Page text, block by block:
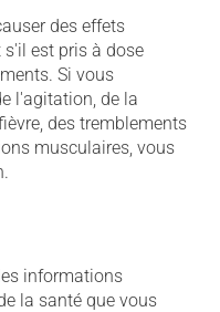
des effets
est pris à dose
Si vous
l'agitation, de la
des tremblements
musculaires, vous
informations
la santé que vous